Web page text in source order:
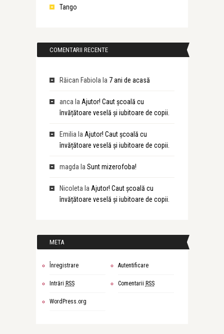
Tango
COMENTARII RECENTE
Răican Fabiola la 7 ani de acasă
anca la Ajutor! Caut școală cu
învățătoare veselă și iubitoare de copii.
Emilia la Ajutor! Caut școală cu
învățătoare veselă și iubitoare de copii.
magda la Sunt mizerofoba!
Nicoleta la Ajutor! Caut școală cu
învățătoare veselă și iubitoare de copii.
META
Înregistrare Autentificare
Intrări RSS Comentarii RSS
WordPress.org